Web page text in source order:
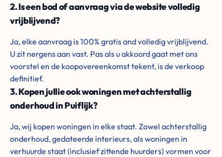
2. Is een bod of aanvraag via de website volledig
vrijblijvend?
Ja, elke aanvraag is 100% gratis and volledig vrijblijvend.
U zit nergens aan vast. Pas als u akkoord gaat met ons
voorstel en de koopovereenkomst tekent, is de verkoop
definitief.
3. Kopen jullie ook woningen met achterstallig
onderhoud in Puiflijk?
Ja, wij kopen woningen in elke staat. Zowel achterstallig
onderhoud, gedateerde interieurs, als woningen in
verhuurde staat (inclusief zittende huurders) vormen voor